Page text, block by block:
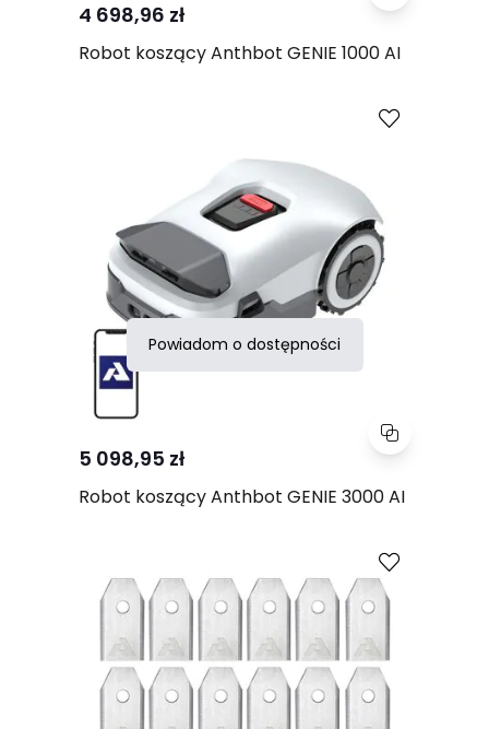
4 698,96 zł
Robot koszący Anthbot GENIE 1000 AI
Powiadom o dostępności
5 098,95 zł
Robot koszący Anthbot GENIE 3000 AI